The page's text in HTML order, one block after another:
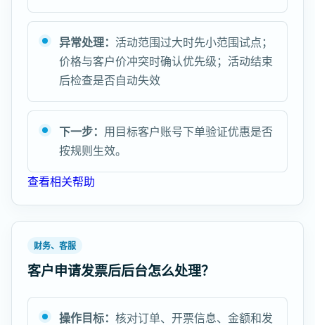
异常处理： 活动范围过大时先小范围试点；
价格与客户价冲突时确认优先级；活动结束
后检查是否自动失效
下一步： 用目标客户账号下单验证优惠是否
按规则生效。
查看相关帮助
财务、客服
客户申请发票后后台怎么处理？
操作目标： 核对订单、开票信息、金额和发